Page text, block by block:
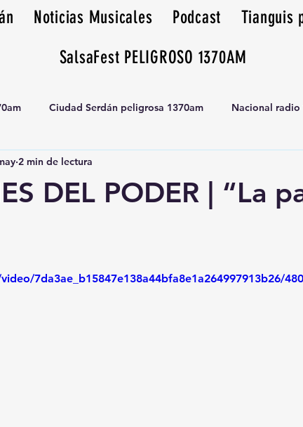
Noticias Musicales Podcast Tianguis
SalsaFest PELIGROSO 1370AM
Ciudad Serdán peligrosa 1370am Nacional radio
peligrosa 1370am huamantla
DEL PODER | “La
2 min de lectura
7da3ae_b15847e138a44bfa8e1a264997913b26/